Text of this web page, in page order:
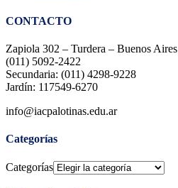
CONTACTO
Zapiola 302 – Turdera – Buenos Aires
(011) 5092-2422
Secundaria: (011) 4298-9228
Jardín: 117549-6270
info@iacpalotinas.edu.ar
Categorías
Categorías